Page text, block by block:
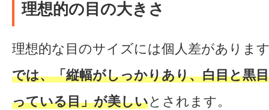
理想的の目の大きさ
理想的な目のサイズには個人差がありま
では、「縦幅がしっかりあり、白目と黒
っている目」が美しいとされます。